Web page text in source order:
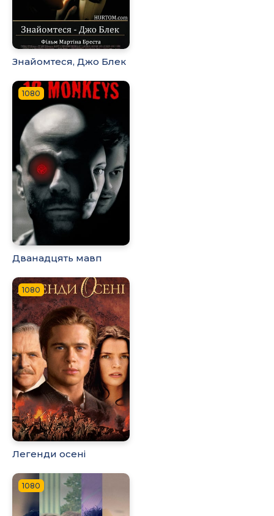
Знайомтеся, Джо Блек
1080
Дванадцять мавп
1080
Легенди осені
1080